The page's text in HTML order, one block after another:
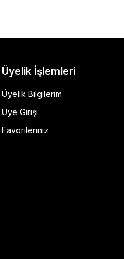
Üyelik İşlemleri
Üyelik Bilgilerim
Üye Girişi
Favorileriniz